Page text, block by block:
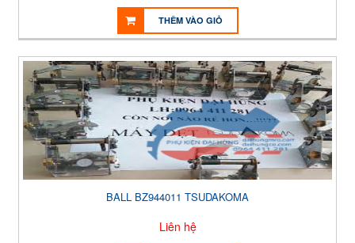
THÊM VÀO GIỎ
BALL BZ944011 TSUDAKOMA
Liên hệ